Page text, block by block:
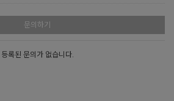
문의하기
등록된 문의가 없습니다.